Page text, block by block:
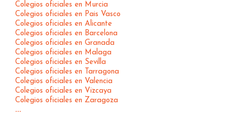
Colegios oficiales en Murcia
Colegios oficiales en Pais Vasco
Colegios oficiales en Alicante
Colegios oficiales en Barcelona
Colegios oficiales en Granada
Colegios oficiales en Malaga
Colegios oficiales en Sevilla
Colegios oficiales en Tarragona
Colegios oficiales en Valencia
Colegios oficiales en Vizcaya
Colegios oficiales en Zaragoza
...